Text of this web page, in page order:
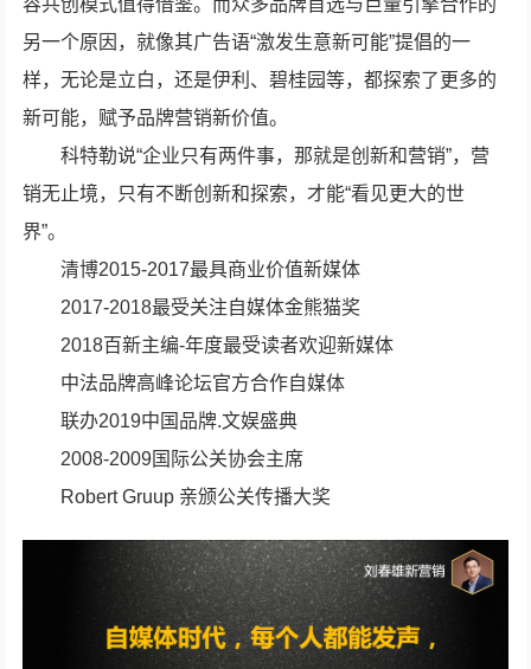
另一个原因，就像其广告语“激发生意新可能”提倡的一
样，无论是立白，还是伊利、碧桂园等，都探索了更多的
新可能，赋予品牌营销新价值。
科特勒说“企业只有两件事，那就是创新和营销”，营
销无止境，只有不断创新和探索，才能“看见更大的世
界”。
清博2015-2017最具商业价值新媒体
2017-2018最受关注自媒体金熊猫奖
2018百新主编-年度最受读者欢迎新媒体
中法品牌高峰论坛官方合作自媒体
联办2019中国品牌.文娱盛典
2008-2009国际公关协会主席
Robert Gruup 亲颁公关传播大奖